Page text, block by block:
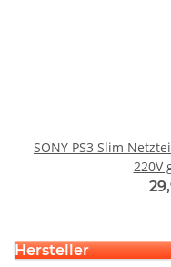
SONY PS3 Slim
220V
Hersteller